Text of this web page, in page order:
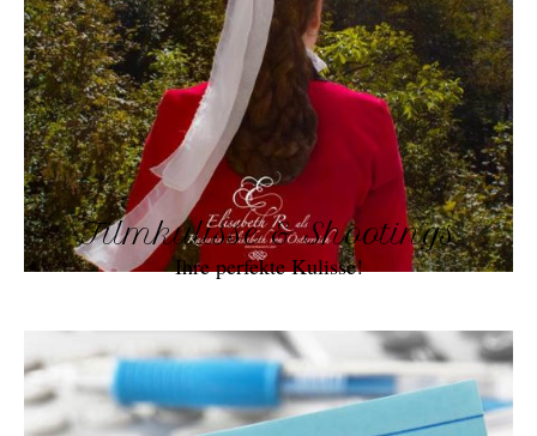
Filmkulisse & Shootings
Ihre perfekte Kulisse!